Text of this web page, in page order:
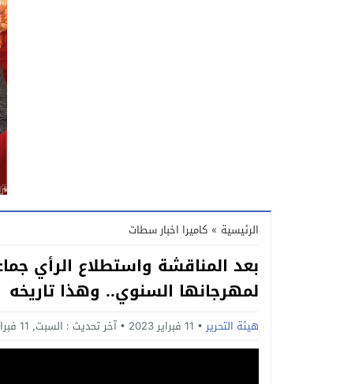
الرئيسية » كاميرا اخبار سطات
لمهرجانها السنوي.. وهذا تاريخه
هيئة التحرير 11 فبراير 2023 آخر تحديث : السبت, 11 فبراير, 2023 - 5:33 مساءً